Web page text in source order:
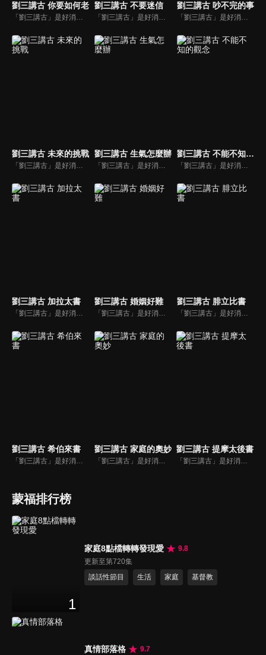
劉三講古 你要如何老
「劉三講古」是好消息最老牌的節目，除了加入戲劇元素「喳唸伯與長腳姨」外，並蒐集無數史料，找到美好而精彩的基督徒生命故事，好讓福音更輕鬆真實的呈現在觀眾眼前。
劉三講古 不要迷信
「劉三講古」是好消息最老牌的節目，除了加入戲劇元素「喳唸伯與長腳姨」外，並蒐集無數史料，找到美好而精彩的基督徒生命故事，好讓福音更輕鬆真實的呈現在觀眾眼前。
劉三講古 吵不完的事
「劉三講古」是好消息最老牌的節目，除了加入戲劇元素「喳唸伯與長腳姨」外，並蒐集無數史料，找到美好而精彩的基督徒生命故事，好讓福音更輕鬆真實的呈現在觀眾眼前。
劉三講古 未來的挑戰 劉三講古 生氣怎麼辦 劉三講古 不能不知的觀念
劉三講古 加拉太書
「劉三講古」是好消息最老牌的節目，除了加入戲劇元素「喳唸伯與長腳姨」外，並蒐集無數史料，找到美好而精彩的基督徒生命故事，好讓福音更輕鬆真實的呈現在觀眾眼前。
劉三講古 婚姻好難
「劉三講古」是好消息最老牌的節目，除了加入戲劇元素「喳唸伯與長腳姨」外，並蒐集無數史料，找到美好而精彩的基督徒生命故事，好讓福音更輕鬆真實的呈現在觀眾眼前。
劉三講古 腓立比書
「劉三講古」是好消息最老牌的節目，除了加入戲劇元素「喳唸伯與長腳姨」外，並蒐集無數史料，找到美好而精彩的基督徒生命故事，好讓福音更輕鬆真實的呈現在觀眾眼前。
劉三講古 希伯來書
「劉三講古」是好消息最老牌的節目，除了加入戲劇元素「喳唸伯與長腳姨」外，並蒐集無數史料，找到美好而精彩的基督徒生命故事，好讓福音更輕鬆真實的呈現在觀眾眼前。
劉三講古 家庭的奧妙
「劉三講古」是好消息最老牌的節目，除了加入戲劇元素「喳唸伯與長腳姨」外，並蒐集無數史料，找到美好而精彩的基督徒生命故事，好讓福音更輕鬆真實的呈現在觀眾眼前。
劉三講古 提摩太後書
「劉三講古」是好消息最老牌的節目，除了加入戲劇元素「喳唸伯與長腳姨」外，並蒐集無數史料，找到美好而精彩的基督徒生命故事，好讓福音更輕鬆真實的呈現在觀眾眼前。
蒙福排行榜
1
家庭8點檔轉轉發現愛
9.8
更新至第720集
談話性節目
生活 家庭 基督教
真情部落格
9.7